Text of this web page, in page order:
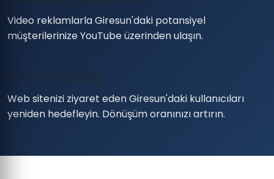
Video reklamlarla Giresun'daki potansiyel
müşterilerinize YouTube üzerinden ulaşın.
Web sitenizi ziyaret eden Giresun'daki kullanıcıları
yeniden hedefleyin. Dönüşüm oranınızı artırın.